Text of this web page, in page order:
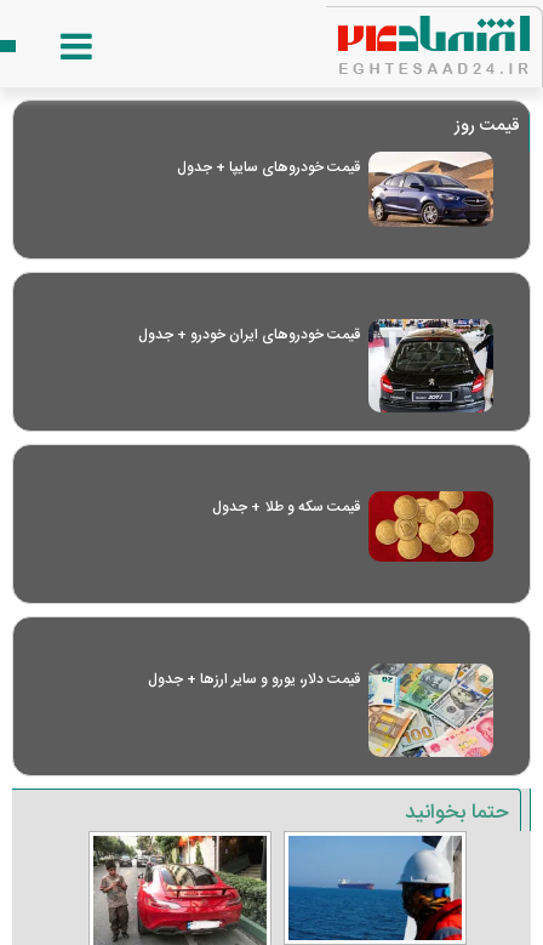
قیمت روز
قیمت خودرو‌های سایپا + جدول
قیمت خودرو‌های ایران خودرو + جدول
قیمت سکه و طلا + جدول
قیمت دلار، یورو و سایر ارز‌ها + جدول
حتما بخوانید